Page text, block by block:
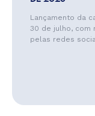
Lançamento da
30 de julho, com
pelas redes